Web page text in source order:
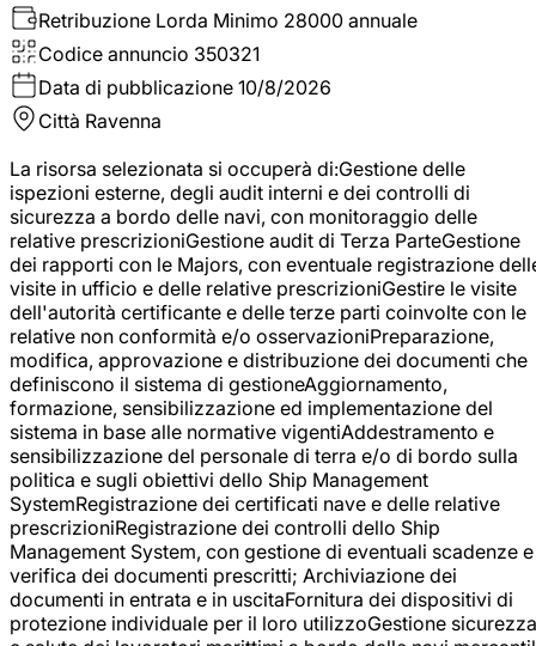
Retribuzione Lorda Minimo 28000 annuale
Codice annuncio 350321
Data di pubblicazione 10/8/2026
Città Ravenna
La risorsa selezionata si occuperà di:Gestione delle
ispezioni esterne, degli audit interni e dei controlli di
sicurezza a bordo delle navi, con monitoraggio delle
relative prescrizioniGestione audit di Terza ParteGestione
dei rapporti con le Majors, con eventuale registrazione
visite in ufficio e delle relative prescrizioniGestire le visite
dell'autorità certificante e delle terze parti coinvolte con le
relative non conformità e/o osservazioniPreparazione,
modifica, approvazione e distribuzione dei documenti che
definiscono il sistema di gestioneAggiornamento,
formazione, sensibilizzazione ed implementazione del
sistema in base alle normative vigentiAddestramento e
sensibilizzazione del personale di terra e/o di bordo sulla
politica e sugli obiettivi dello Ship Management
SystemRegistrazione dei certificati nave e delle relative
prescrizioniRegistrazione dei controlli dello Ship
Management System, con gestione di eventuali scadenze e
verifica dei documenti prescritti; Archiviazione dei
documenti in entrata e in uscitaFornitura dei dispositivi di
protezione individuale per il loro utilizzoGestione sicurezza